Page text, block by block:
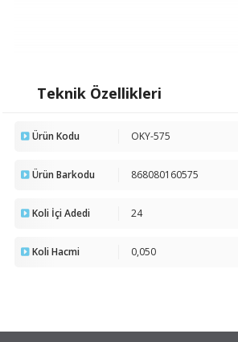
Teknik Özellikleri
Ürün Kodu OKY-575
Ürün Barkodu 868080160575
Koli İçi Adedi 24
Koli Hacmi 0,050